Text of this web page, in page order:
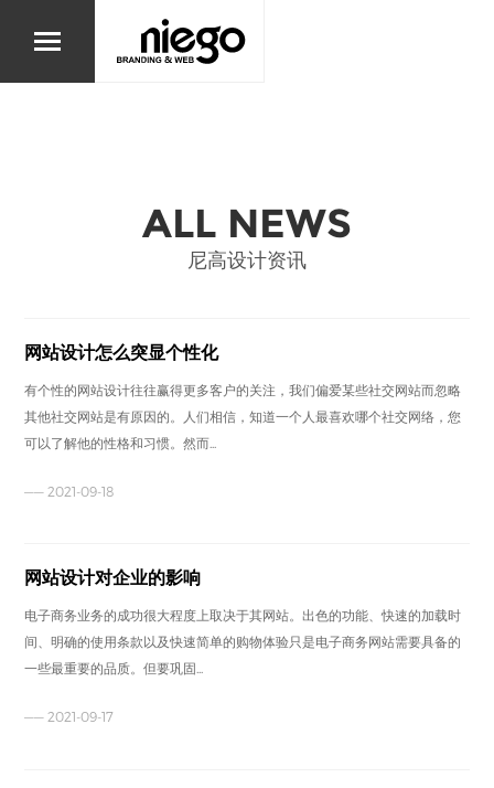
ALL NEWS
尼高设计资讯
网站设计怎么突显个性化
有个性的网站设计往往赢得更多客户的关注，我们偏爱某些社交网站而忽略
其他社交网站是有原因的。人们相信，知道一个人最喜欢哪个社交网络，您
可以了解他的性格和习惯。然而...
—— 2021-09-18
网站设计对企业的影响
电子商务业务的成功很大程度上取决于其网站。出色的功能、快速的加载时
间、明确的使用条款以及快速简单的购物体验只是电子商务网站需要具备的
一些最重要的品质。但要巩固...
—— 2021-09-17